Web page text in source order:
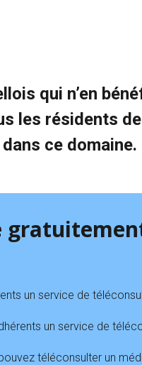
qui n’en
les résidents
ce
un service de
un service de
téléconsulter un